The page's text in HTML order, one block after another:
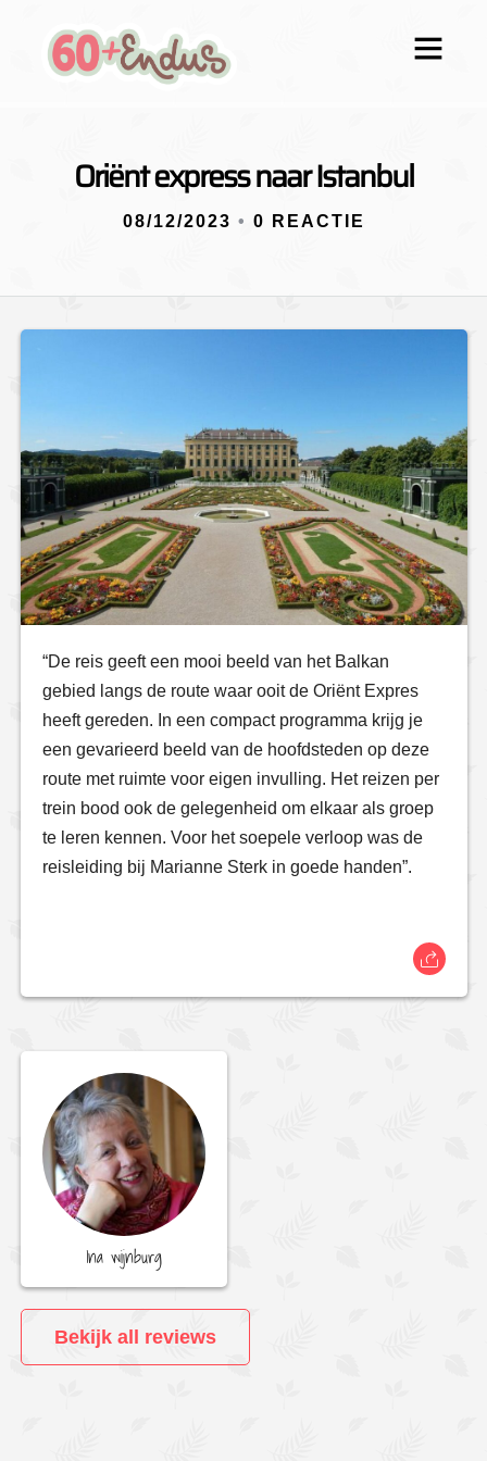
Oriënt express naar Istanbul
08/12/2023 • 0 REACTIE
“De reis geeft een mooi beeld van het Balkan
gebied langs de route waar ooit de Oriënt Expres
heeft gereden. In een compact programma krijg je
een gevarieerd beeld van de hoofdsteden op deze
route met ruimte voor eigen invulling. Het reizen per
trein bood ook de gelegenheid om elkaar als groep
te leren kennen. Voor het soepele verloop was de
reisleiding bij Marianne Sterk in goede handen”.
Ina wijnburg
Bekijk all reviews